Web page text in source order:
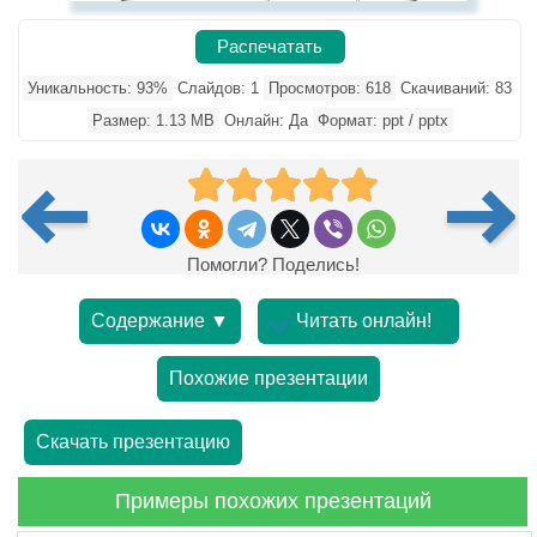
Распечатать
Уникальность: 93% Слайдов: 1 Просмотров: 618 Скачиваний: 83
Размер: 1.13 MB Онлайн: Да Формат: ppt / pptx
Помогли? Поделись!
Содержание ▼ Читать онлайн!
Похожие презентации
Скачать презентацию
Примеры похожих презентаций